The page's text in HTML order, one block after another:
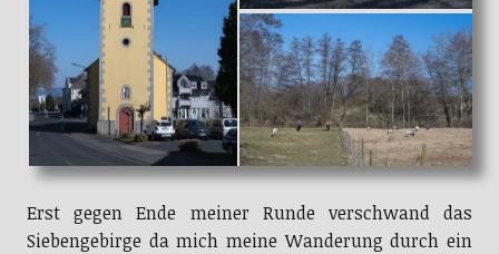
Erst gegen Ende meiner Runde verschwand das
Siebengebirge da mich meine Wanderung durch ein